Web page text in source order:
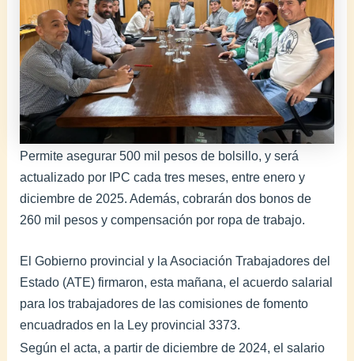
Permite asegurar 500 mil pesos de bolsillo, y será
actualizado por IPC cada tres meses, entre enero y
diciembre de 2025. Además, cobrarán dos bonos de
260 mil pesos y compensación por ropa de trabajo.
El Gobierno provincial y la Asociación Trabajadores del
Estado (ATE) firmaron, esta mañana, el acuerdo salarial
para los trabajadores de las comisiones de fomento
encuadrados en la Ley provincial 3373.
Según el acta, a partir de diciembre de 2024, el salario